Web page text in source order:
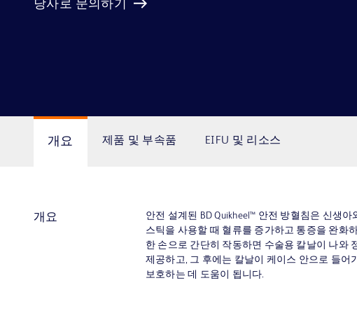
당사로 문의하기
개요 제품 및 부속품 EIFU 및 리소스
개요
안전 설계된 BD Quikheel™ 안전 방혈침은 신생아
스틱을 사용할 때 혈류를 증가하고 통증을 완화
한 손으로 간단히 작동하면 수술용 칼날이 나와
제공하고, 그 후에는 칼날이 케이스 안으로 들어
보호하는 데 도움이 됩니다.